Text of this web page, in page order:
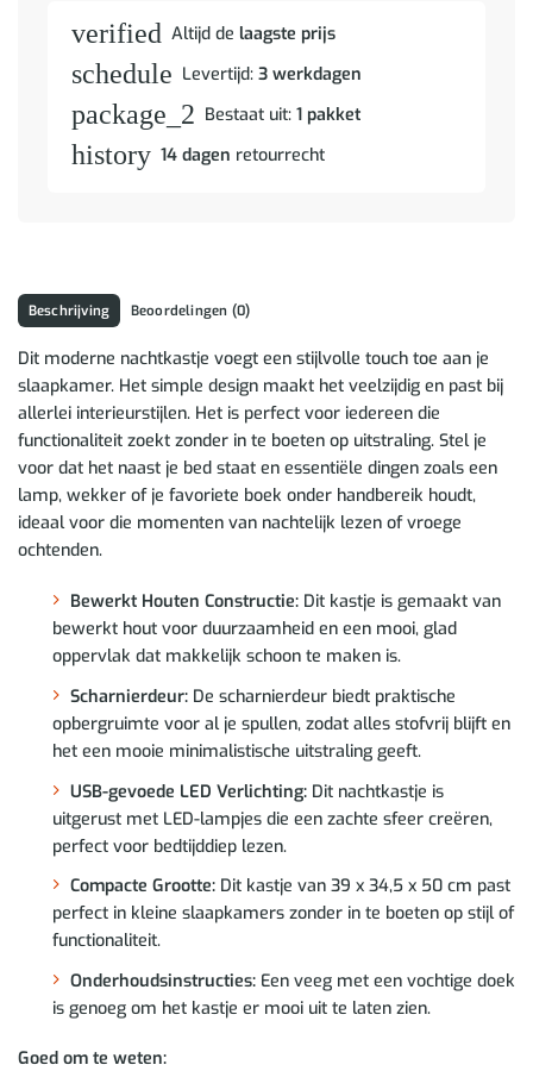
verified Altijd de laagste prijs
schedule Levertijd: 3 werkdagen
package_2 Bestaat uit: 1 pakket
history 14 dagen retourrecht
Beschrijving Beoordelingen (0)
Dit moderne nachtkastje voegt een stijlvolle touch toe aan je
slaapkamer. Het simple design maakt het veelzijdig en past bij
allerlei interieurstijlen. Het is perfect voor iedereen die
functionaliteit zoekt zonder in te boeten op uitstraling. Stel je
voor dat het naast je bed staat en essentiële dingen zoals een
lamp, wekker of je favoriete boek onder handbereik houdt,
ideaal voor die momenten van nachtelijk lezen of vroege
ochtenden.
Bewerkt Houten Constructie:Dit kastje is gemaakt van
bewerkt hout voor duurzaamheid en een mooi, glad
oppervlak dat makkelijk schoon te maken is.
Scharnierdeur:De scharnierdeur biedt praktische
opbergruimte voor al je spullen, zodat alles stofvrij blijft en
het een mooie minimalistische uitstraling geeft.
USB-gevoede LED Verlichting:Dit nachtkastje is
uitgerust met LED-lampjes die een zachte sfeer creëren,
perfect voor bedtijddiep lezen.
Compacte Grootte:Dit kastje van 39 x 34,5 x 50 cm past
perfect in kleine slaapkamers zonder in te boeten op stijl of
functionaliteit.
Onderhoudsinstructies:Een veeg met een vochtige doek
is genoeg om het kastje er mooi uit te laten zien.
Goed om te weten: